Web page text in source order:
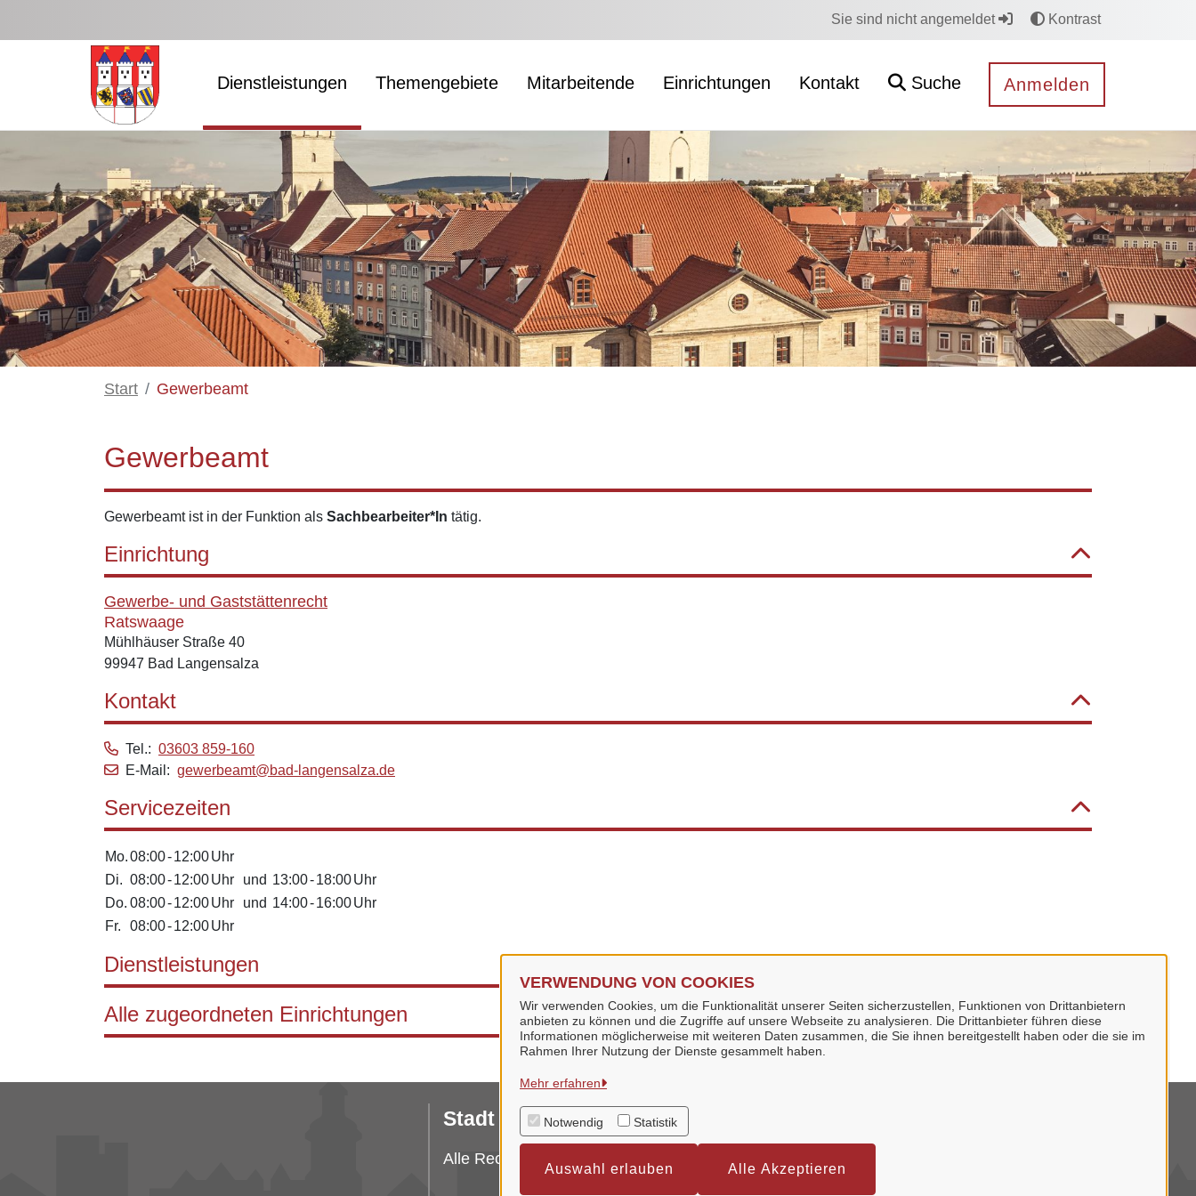
VERWENDUNG VON COOKIES
Wir verwenden Cookies, um die Funktionalität unserer Seiten sicherzustellen, Funktionen von Drittanbietern
anbieten zu können und die Zugriffe auf unsere Webseite zu analysieren. Die Drittanbieter führen diese
Informationen möglicherweise mit weiteren Daten zusammen, die Sie ihnen bereitgestellt haben oder die sie im
Rahmen Ihrer Nutzung der Dienste gesammelt haben.
Mehr erfahren
Notwendig Statistik
Auswahl erlauben Alle Akzeptieren
Sie sind nicht angemeldet Kontrast
Dienstleistungen Themengebiete Mitarbeitende Einrichtungen Kontakt Suche Anmelden
Start Gewerbeamt
Gewerbeamt
Gewerbeamt ist in der Funktion als Sachbearbeiter*In tätig.
Einrichtung
Gewerbe- und Gaststättenrecht
Ratswaage
Mühlhäuser Straße 40
99947 Bad Langensalza
Kontakt
Tel.: 03603 859-160
E-Mail: gewerbeamt@bad-langensalza.de
Servicezeiten
Mo.08:00-12:00Uhr
Di. 08:00-12:00Uhr und 13:00-18:00Uhr
Do. 08:00-12:00Uhr und 14:00-16:00Uhr
Fr.
08:00-12:00Uhr
Dienstleistungen
Alle zugeordneten Einrichtungen
Stadt Bad Langensalza
Alle Rechte vorbehalten
Erklärung zur Barrierefreiheit